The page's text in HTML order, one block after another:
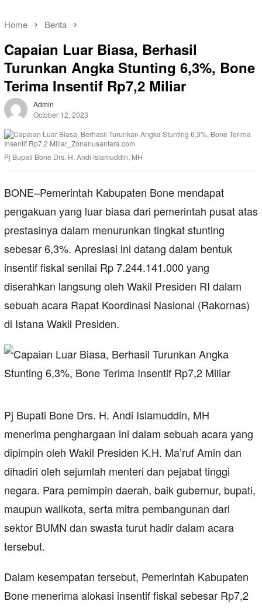
Home Berita
Capaian Luar Biasa, Berhasil
Turunkan Angka Stunting 6,3%, Bone
Terima Insentif Rp7,2 Miliar
Admin
October 12, 2023
Pj Bupati Bone Drs. H. Andi Islamuddin, MH
BONE–Pemerintah Kabupaten Bone mendapat
pengakuan yang luar biasa dari pemerintah pusat atas
prestasinya dalam menurunkan tingkat stunting
sebesar 6,3%. Apresiasi ini datang dalam bentuk
insentif fiskal senilai Rp 7.244.141.000 yang
diserahkan langsung oleh Wakil Presiden RI dalam
sebuah acara Rapat Koordinasi Nasional (Rakornas)
di Istana Wakil Presiden.
Pj Bupati Bone Drs. H. Andi Islamuddin, MH
menerima penghargaan ini dalam sebuah acara yang
dipimpin oleh Wakil Presiden K.H. Ma’ruf Amin dan
dihadiri oleh sejumlah menteri dan pejabat tinggi
negara. Para pemimpin daerah, baik gubernur, bupati,
maupun walikota, serta mitra pembangunan dari
sektor BUMN dan swasta turut hadir dalam acara
tersebut.
Dalam kesempatan tersebut, Pemerintah Kabupaten
Bone menerima alokasi insentif fiskal sebesar Rp7,2